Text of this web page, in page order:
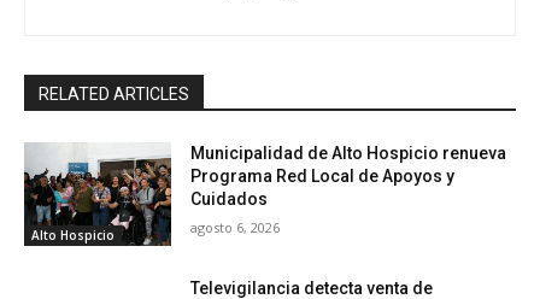
RELATED ARTICLES
Alto Hospicio
Municipalidad de Alto Hospicio renueva
Programa Red Local de Apoyos y
Cuidados
agosto 6, 2026
Televigilancia detecta venta de